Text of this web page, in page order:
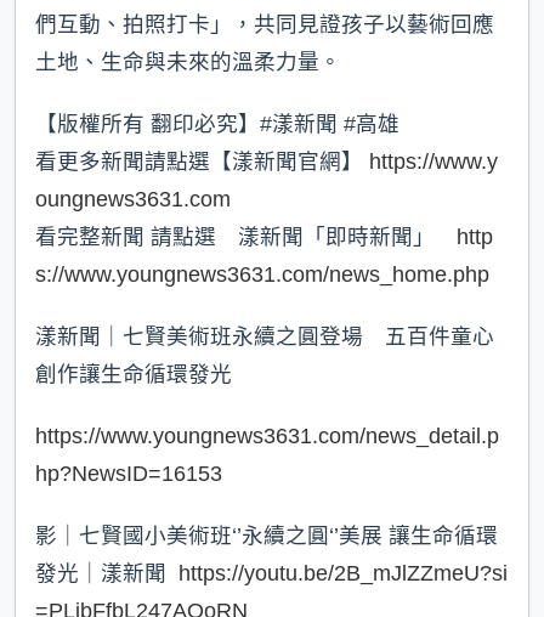
們互動、拍照打卡」，共同見證孩子以藝術回應
土地、生命與未來的溫柔力量。
【版權所有 翻印必究】#漾新聞 #高雄
看更多新聞請點選【漾新聞官網】 https://www.y
oungnews3631.com
看完整新聞 請點選 漾新聞「即時新聞」 http
s://www.youngnews3631.com/news_home.php
漾新聞｜七賢美術班永續之圓登場 五百件童心
創作讓生命循環發光
https://www.youngnews3631.com/news_detail.p
hp?NewsID=16153
影｜七賢國小美術班‘’永續之圓‘’美展 讓生命循環
發光｜漾新聞 https://youtu.be/2B_mJlZZmeU?si
=PLibFfbL247AOoRN